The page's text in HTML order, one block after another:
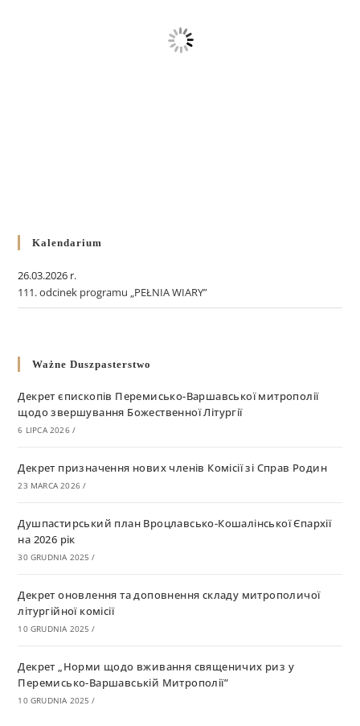
Kalendarium
26.03.2026 r.
111. odcinek programu „PEŁNIA WIARY”
Ważne Duszpasterstwo
Декрет єпископів Перемисько-Варшавської митрополії
щодо звершування Божественної Літургії
6 LIPCA 2026 /
Декрет призначення нових членів Комісії зі Справ Родин
23 MARCA 2026 /
Душпастирський план Вроцлавсько-Кошалінської Єпархії
на 2026 рік
30 GRUDNIA 2025 /
Декрет оновлення та доповнення складу митрополичої
літургійної комісії
10 GRUDNIA 2025 /
Декрет „Норми щодо вживання священичих риз у
Перемисько-Варшавській Митрополії”
10 GRUDNIA 2025 /